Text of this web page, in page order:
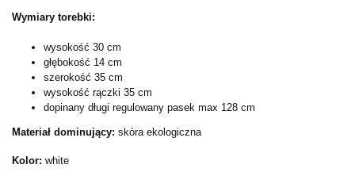
Wymiary torebki:
wysokość 30 cm
głębokość 14 cm
szerokość 35 cm
wysokość rączki 35 cm
dopinany długi regulowany pasek max 128 cm
Materiał dominujący: skóra ekologiczna
Kolor: white